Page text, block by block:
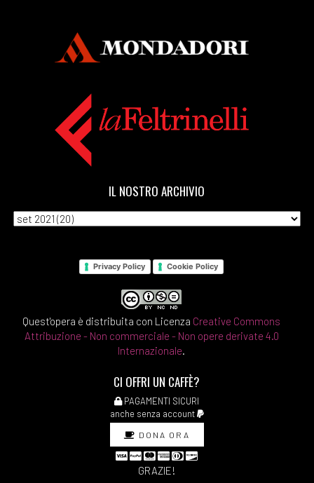
IL NOSTRO ARCHIVIO
Privacy Policy Cookie Policy
Quest'opera è distribuita con Licenza Creative Commons
Attribuzione - Non commerciale - Non opere derivate 4.0
Internazionale.
CI OFFRI UN CAFFÈ?
PAGAMENTI SICURI
anche senza account
DONA ORA
GRAZIE!